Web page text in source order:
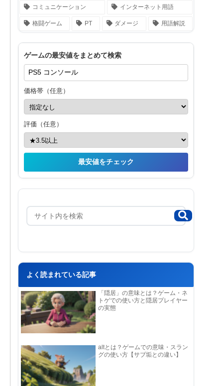
コミュニケーション インターネット用語
格闘ゲーム PT ダメージ 用語解説
ゲームの最安値をまとめて検索
価格帯（任意）
評価（任意）
最安値をチェック
よく読まれている記事
「隠居」の意味とは？ゲーム・ネ
トゲでの使い方と隠居プレイヤー
の実態
altとは？ゲームでの意味・スラン
グの使い方【サブ垢との違い】